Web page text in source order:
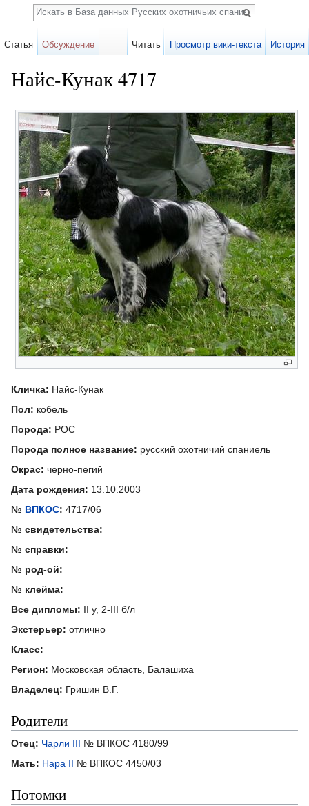
Найс-Кунак 4717
Карточка
собаки
Кличка: Найс-Кунак
Пол: кобель
Порода: РОС
Порода полное название: русский охотничий спаниель
Окрас: черно-пегий
Дата рождения: 13.10.2003
№ ВПКОС: 4717/06
№ свидетельства:
№ справки:
№ род-ой:
№ клейма:
Все дипломы: II у, 2-III б/л
Экстерьер: отлично
Класс:
Регион: Московская область, Балашиха
Владелец: Гришин В.Г.
Родители
Отец: Чарли III № ВПКОС 4180/99
Мать: Нара II № ВПКОС 4450/03
Потомки
Статья Обсуждение Читать Просмотр вики-текста История
Поиск